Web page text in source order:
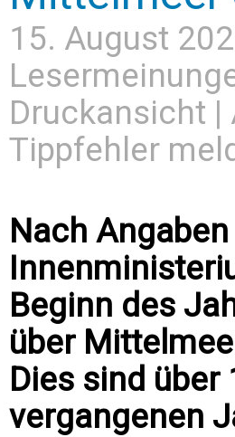
15. August
Druckansicht |
Tippfehler
Nach
Beginn des
über
Dies sind
vergangenen